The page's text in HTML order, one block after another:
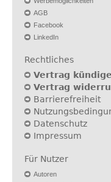
AGB
Facebook
LinkedIn
Rechtliches
Vertrag
Vertrag
Barrierefreiheit
Datenschutz
Impressum
Für Nutzer
Autoren